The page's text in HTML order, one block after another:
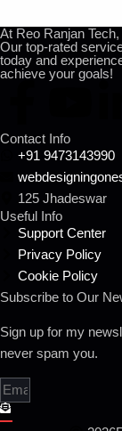
At Reo Ranjan
Our top-rated
today and
achieve your goals!
Contact Info
+91 9473143990
125 Jhadeswar
Useful Info
Support Center
Privacy Policy
Cookie Policy
Subscribe to Our
Sign up for my
never spam you.